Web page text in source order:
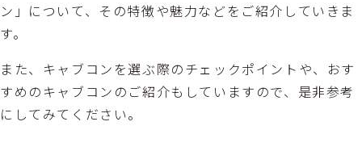
ン」について、その特徴や魅力などをご紹介していきま
す。
また、キャブコンを選ぶ際のチェックポイントや、おす
すめのキャブコンのご紹介もしていますので、是非参考
にしてみてください。